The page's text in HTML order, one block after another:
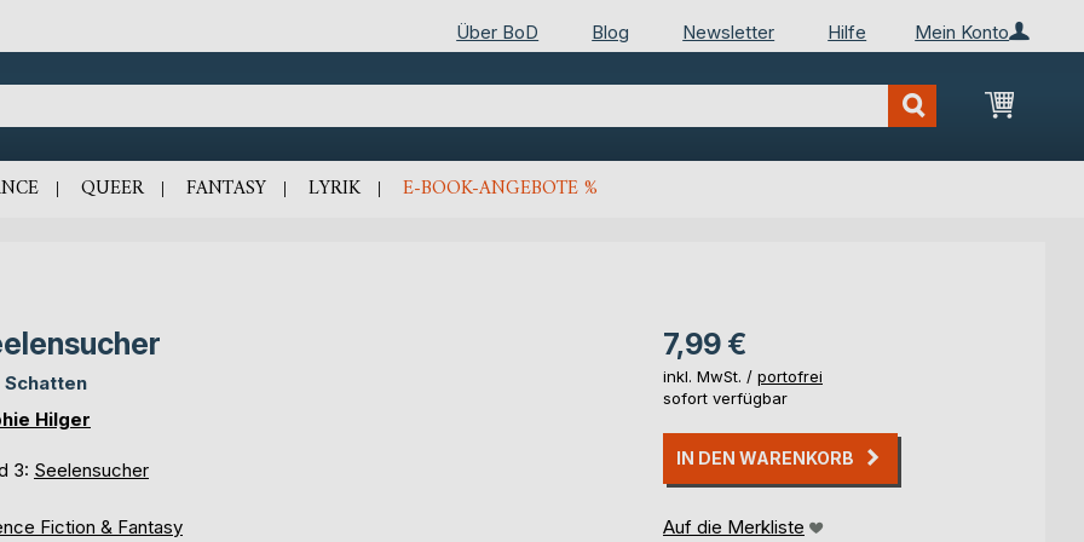
Mein Konto
Über BoD Blog Newsletter Hilfe
Mein
QUEER FANTASY LYRIK E-BOOK-ANGEBOTE %
Schatten
Hilger
3: Seelensucher
Fiction & Fantasy
7,99 €
inkl. MwSt. / portofrei
sofort verfügbar
IN DEN WARENKORB
Auf die Merkliste